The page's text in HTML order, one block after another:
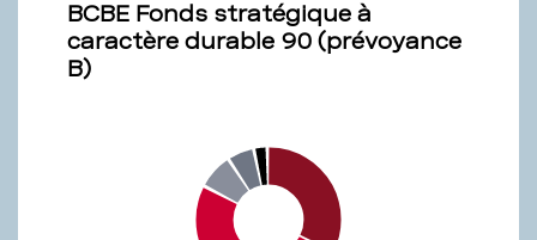
BCBE Fonds stratégique à
caractère durable 90 (prévoyance
B)